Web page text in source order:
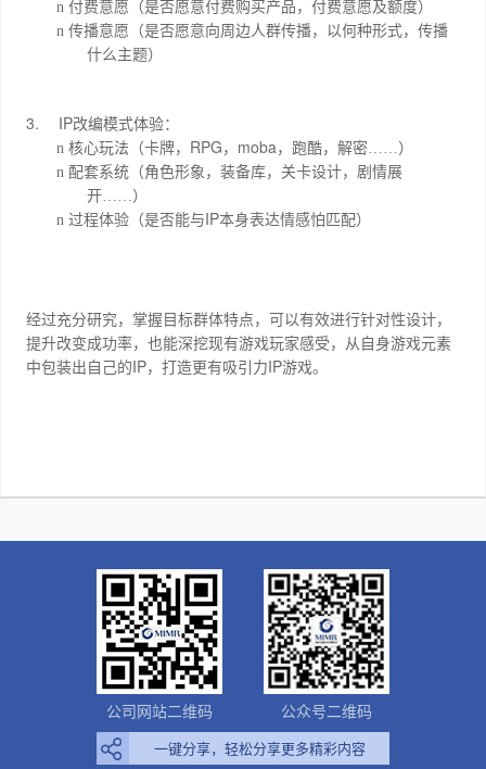
n 付费意愿（是否愿意付费购买产品，付费意愿及额度）
n 传播意愿（是否愿意向周边人群传播，以何种形式，传播
什么主题）
3. IP改编模式体验：
n 核心玩法（卡牌， RPG ， moba，跑酷，解密……）
n 配套系统（角色形象，装备库，关卡设计，剧情展
开……）
n 过程体验（是否能与IP本身表达情感怕匹配）
经过充分研究，掌握目标群体特点，可以有效进行针对性设计，
提升改变成功率，也能深挖现有游戏玩家感受，从自身游戏元素
中包装出自己的IP，打造更有吸引力IP游戏。
公司网站二维码 公众号二维码
一键分享，轻松分享更多精彩内容